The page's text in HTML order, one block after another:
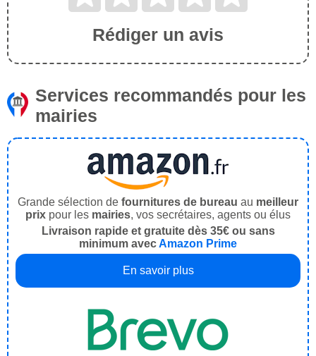
Rédiger un avis
Services recommandés pour les
mairies
Grande sélection de fournitures de bureau au meilleur
prix pour les mairies, vos secrétaires, agents ou élus
Livraison rapide et gratuite dès 35€ ou sans
minimum avecAmazon Prime
En savoir plus